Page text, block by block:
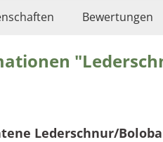
Bewertungen
Lederschnur/